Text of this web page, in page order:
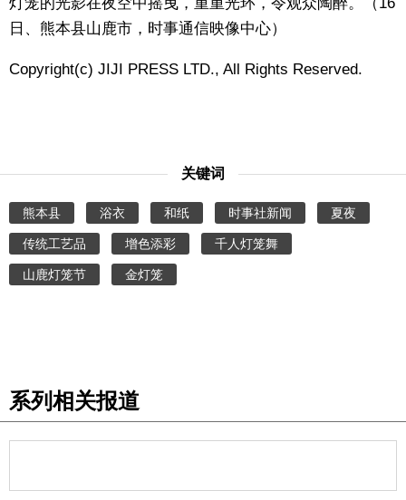
东京
日、熊本县山鹿市，时事通信映像中心）
Copyright(c) JIJI PRESS LTD., All Rights Reserved.
关键词
熊本县 浴衣 和纸 时事社新闻 夏夜
传统工艺品 增色添彩 千人灯笼舞
山鹿灯笼节 金灯笼
系列相关报道